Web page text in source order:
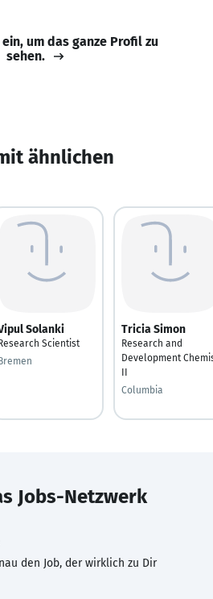
um das ganze Profil zu
sehen.
ähnlichen
Solanki
Scientist
Tricia Simon
Research and
Development
II
Columbia
Jobs-Netzwerk
den Job, der wirklich zu Dir